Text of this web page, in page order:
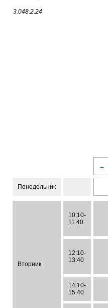
3.048.2.24
←
Понедельник
Вторник
10:10-
11:40
12:10-
13:40
14:10-
15:40